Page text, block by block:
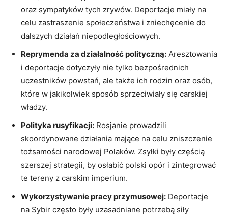
oraz sympatyków tych⁢ zrywów. Deportacje⁣ miały na
⁣celu zastraszenie społeczeństwa i ⁢zniechęcenie do
⁢dalszych działań niepodległościowych.
Reprymenda za​ działalność⁢ polityczną: Aresztowania
i deportacje ​dotyczyły nie tylko bezpośrednich
uczestników powstań, ale także ich rodzin oraz​ osób,
które w jakikolwiek sposób sprzeciwiały się carskiej⁤
władzy.
Polityka⁤ rusyfikacji: Rosjanie prowadzili
skoordynowane działania mające na⁢ celu ⁤zniszczenie
tożsamości narodowej ⁢Polaków. Zsyłki były częścią
szerszej strategii, by osłabić polski opór ​i zintegrować
te⁤ tereny z carskim imperium.
Wykorzystywanie pracy przymusowej: Deportacje
na Sybir często były uzasadniane potrzebą siły